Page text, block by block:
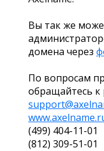
Вы так же
домена через
По вопросам
обращайтесь к
(499) 404-11-01
(812) 309-51-01